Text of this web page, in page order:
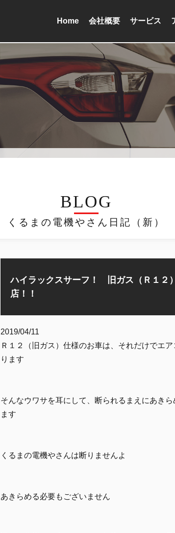
Home 会社概要 サービス
BLOG
くるまの電機やさん日記（新）
ハイラックスサーフ！ 旧ガス（Ｒ１２
店！！
2019/04/11
Ｒ１２（旧ガス）仕様のお車は、それだけでエ
ります
そんなウワサを耳にして、断られるまえにあき
ます
くるまの電機やさんは断りませんよ
あきらめる必要もございません